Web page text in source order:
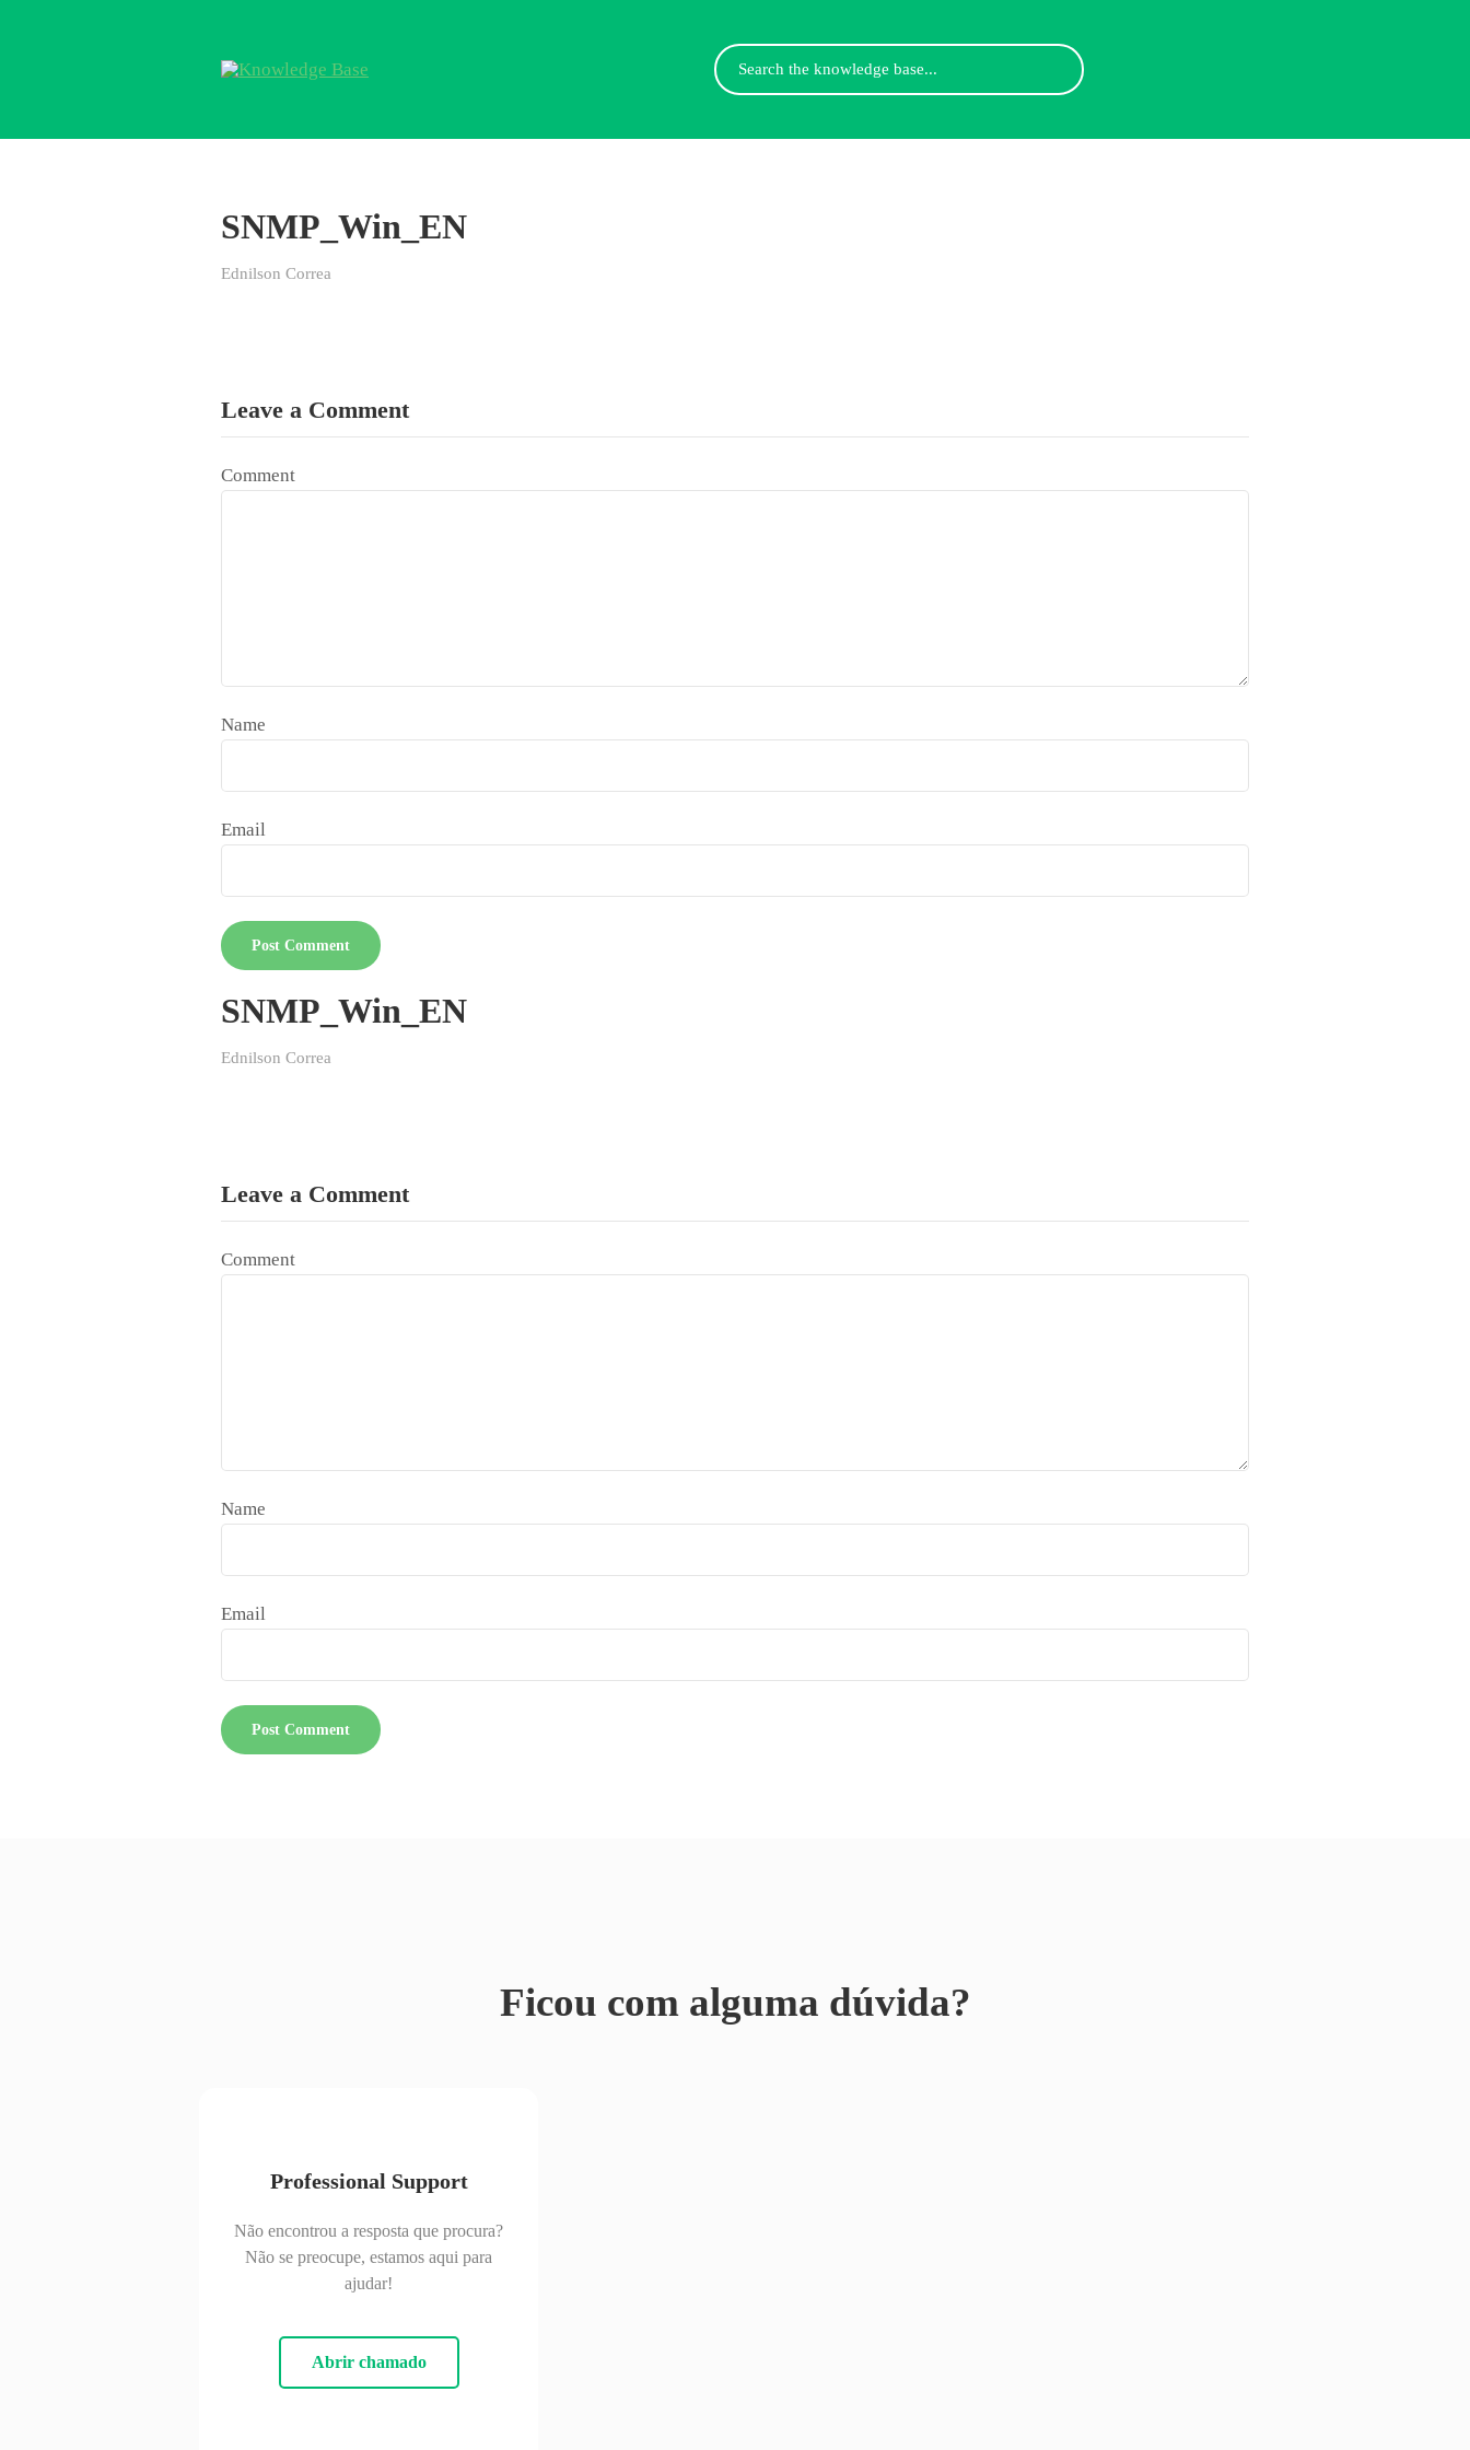
Search
For
SNMP_Win_EN
Ednilson Correa
Leave a Comment
Comment
Name
Email
SNMP_Win_EN
Ednilson Correa
Leave a Comment
Comment
Name
Email
Ficou com alguma dúvida?
Professional Support
Não encontrou a resposta que procura?
Não se preocupe, estamos aqui para
ajudar!
Abrir chamado